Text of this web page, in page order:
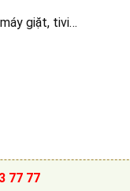
giặt, tivi…
77 77